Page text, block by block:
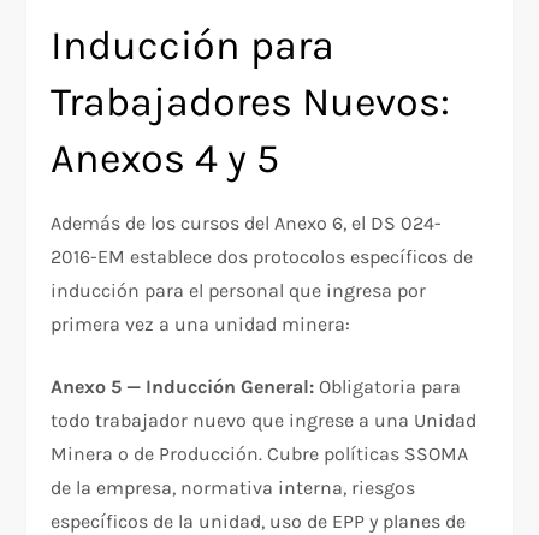
Inducción para
Trabajadores Nuevos:
Anexos 4 y 5
Además de los cursos del Anexo 6, el DS 024-
2016-EM establece dos protocolos específicos de
inducción para el personal que ingresa por
primera vez a una unidad minera:
Anexo 5 — Inducción General: Obligatoria para
todo trabajador nuevo que ingrese a una Unidad
Minera o de Producción. Cubre políticas SSOMA
de la empresa, normativa interna, riesgos
específicos de la unidad, uso de EPP y planes de